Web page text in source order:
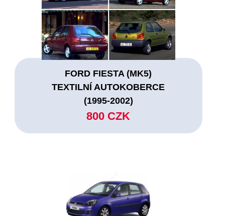
FORD FIESTA (MK5)
TEXTILNÍ AUTOKOBERCE
(1995-2002)
800 CZK